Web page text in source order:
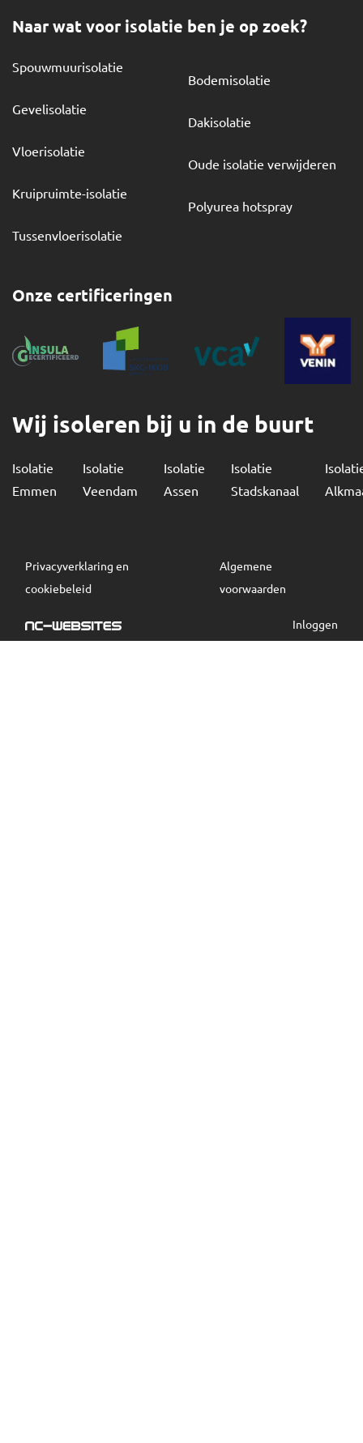
Naar wat voor isolatie ben je op zoek?
Spouwmuurisolatie
Gevelisolatie
Vloerisolatie
Kruipruimte-isolatie
Tussenvloerisolatie
Bodemisolatie
Dakisolatie
Oude isolatie verwijderen
Polyurea hotspray
Onze certificeringen
Wij isoleren bij u in de buurt
Isolatie
Emmen
Isolatie
Veendam
Isolatie
Assen
Isolatie
Stadskanaal
Privacyverklaring en
cookiebeleid
Algemene
voorwaarden
Inloggen